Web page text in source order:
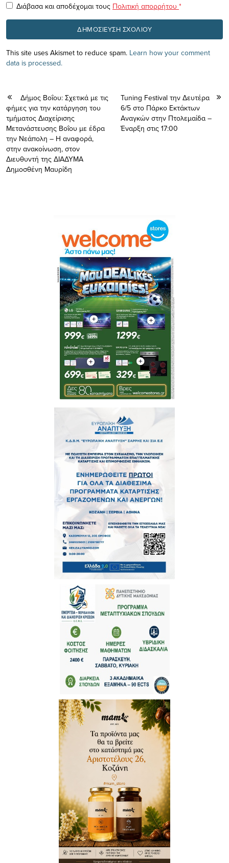
Διάβασα και αποδέχομαι τους Πολιτική απορρήτου *
This site uses Akismet to reduce spam. Learn how your comment
data is processed.
Δήμος Βοΐου: Σχετικά με τις
φήμες για την κατάργηση του
τμήματος Διαχείρισης
Μετανάστευσης Βοΐου με έδρα
την Νεάπολη – H αναφορά,
στην ανακοίνωση, στον
Διευθυντή της ΔΙΑΔΥΜΑ
Δημοσθένη Μαυρίδη
Tuning Festival την Δευτέρα
6/5 στο Πάρκο Εκτάκτων
Αναγκών στην Πτολεμαίδα –
Έναρξη στις 17:00